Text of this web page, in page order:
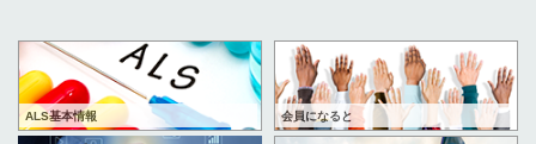
ALS基本情報 会員になると